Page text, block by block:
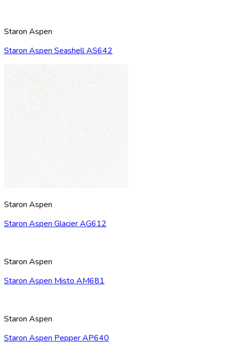
Staron Aspen
Staron Aspen Seashell AS642
Staron Aspen
Staron Aspen Glacier AG612
Staron Aspen
Staron Aspen Misto AM681
Staron Aspen
Staron Aspen Pepper AP640